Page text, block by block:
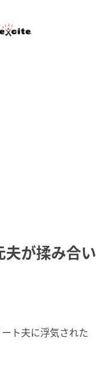
夫が揉み合い
ト夫に浮気された